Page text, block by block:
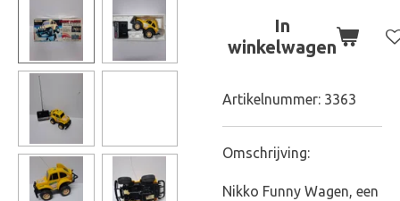
In
winkelwagen
Artikelnummer: 3363
Omschrijving:
Nikko Funny Wagen, een